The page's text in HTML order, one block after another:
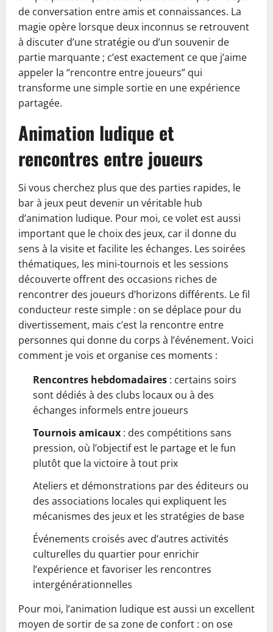
de conversation entre amis et connaissances. La
magie opère lorsque deux inconnus se retrouvent
à discuter d’une stratégie ou d’un souvenir de
partie marquante ; c’est exactement ce que j’aime
appeler la “rencontre entre joueurs” qui
transforme une simple sortie en une expérience
partagée.
Animation ludique et
rencontres entre joueurs
Si vous cherchez plus que des parties rapides, le
bar à jeux peut devenir un véritable hub
d’animation ludique. Pour moi, ce volet est aussi
important que le choix des jeux, car il donne du
sens à la visite et facilite les échanges. Les soirées
thématiques, les mini-tournois et les sessions
découverte offrent des occasions riches de
rencontrer des joueurs d’horizons différents. Le fil
conducteur reste simple : on se déplace pour du
divertissement, mais c’est la rencontre entre
personnes qui donne du corps à l’événement. Voici
comment je vois et organise ces moments :
Rencontres hebdomadaires : certains soirs
sont dédiés à des clubs locaux ou à des
échanges informels entre joueurs
Tournois amicaux : des compétitions sans
pression, où l’objectif est le partage et le fun
plutôt que la victoire à tout prix
Ateliers et démonstrations par des éditeurs ou
des associations locales qui expliquent les
mécanismes des jeux et les stratégies de base
Événements croisés avec d’autres activités
culturelles du quartier pour enrichir
l’expérience et favoriser les rencontres
intergénérationnelles
Pour moi, l’animation ludique est aussi un excellent
moyen de sortir de sa zone de confort : on ose